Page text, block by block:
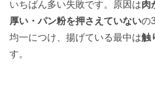
いちばん多い失敗です。原因は肉
厚い・パン粉を押さえていないの
均一につけ、揚げている最中は触
す。